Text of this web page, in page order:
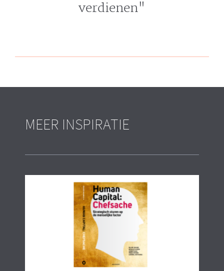
verdienen"
MEER INSPIRATIE